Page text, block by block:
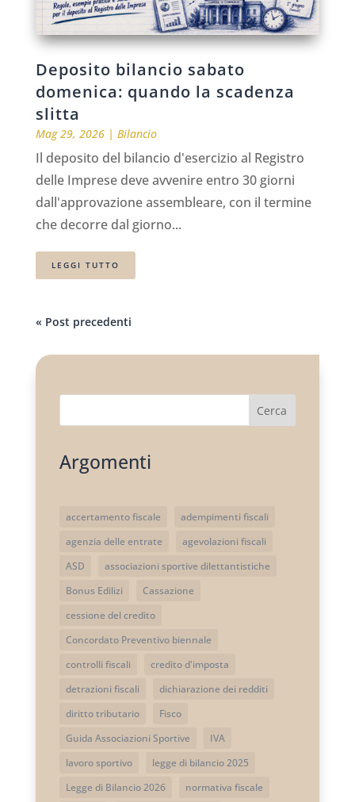
Deposito bilancio sabato
domenica: quando la scadenza
slitta
Mag 29, 2026| Bilancio
Il deposito del bilancio d'esercizio al Registro
delle Imprese deve avvenire entro 30 giorni
dall'approvazione assembleare, con il termine
che decorre dal giorno...
LEGGI TUTTO
« Post precedenti
Cerca
Argomenti
accertamento fiscale
adempimenti fiscali
agenzia delle entrate
agevolazioni fiscali
ASD
associazioni sportive dilettantistiche
Bonus Edilizi
Cassazione
cessione del credito
Concordato Preventivo biennale
controlli fiscali
credito d'imposta
detrazioni fiscali
dichiarazione dei redditi
diritto tributario
Fisco
Guida Associazioni Sportive
IVA
lavoro sportivo
legge di bilancio 2025
Legge di Bilancio 2026
normativa fiscale